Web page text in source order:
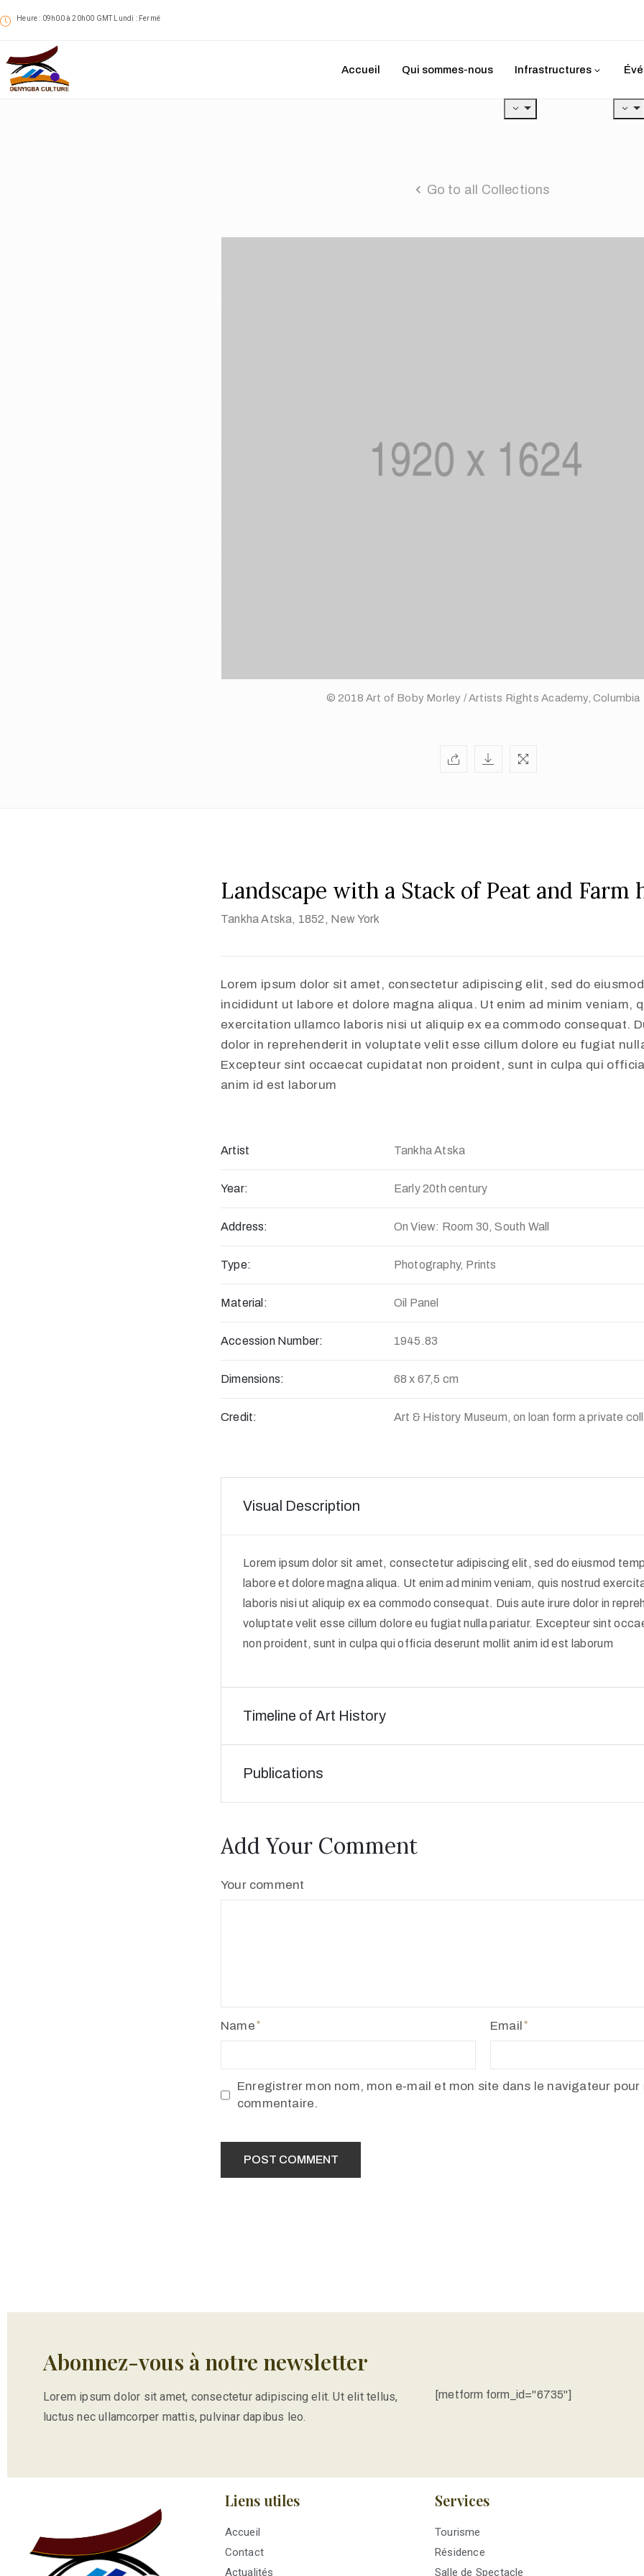
Heure : 09h00 à 20h00 GMT Lundi : Fermé
Accueil Qui sommes-nous Infrastructures
Go to all Collections
© 2018 Art of Boby Morley / Artists Rights Academy, Columbia
Landscape with a Stack of Peat and Farm
Tankha Atska, 1852 , New York
Lorem ipsum dolor sit amet, consectetur adipiscing elit, sed do
incididunt ut labore et dolore magna aliqua. Ut enim ad minim veniam,
exercitation ullamco laboris nisi ut aliquip ex ea commodo consequat.
dolor in reprehenderit in voluptate velit esse cillum dolore eu fugiat
Excepteur sint occaecat cupidatat non proident, sunt in culpa qui
anim id est laborum
Artist Tankha Atska
Year: Early 20th century
Address: On View: Room 30, South Wall
Type: Photography, Prints
Material: Oil Panel
Accession Number: 1945.83
Dimensions: 68 x 67,5 cm
Credit: Art & History Museum, on loan form a private
Visual Description
Lorem ipsum dolor sit amet, consectetur adipiscing elit, sed do eiusmod
labore et dolore magna aliqua. Ut enim ad minim veniam, quis nostrud
laboris nisi ut aliquip ex ea commodo consequat. Duis aute irure dolor in
voluptate velit esse cillum dolore eu fugiat nulla pariatur. Excepteur sint
non proident, sunt in culpa qui officia deserunt mollit anim id est laborum
Timeline of Art History
Publications
Add Your Comment
Your comment
Name Email
Enregistrer mon nom, mon e-mail et mon site dans le navigateur pour
commentaire.
Abonnez-vous à notre newsletter
Lorem ipsum dolor sit amet, consectetur adipiscing elit. Ut elit tellus,
luctus nec ullamcorper mattis, pulvinar dapibus leo.
[metform form_id="6735"]
Liens utiles
Accueil
Contact
Actualités
Services
Tourisme
Résidence
Salle de Spectacle